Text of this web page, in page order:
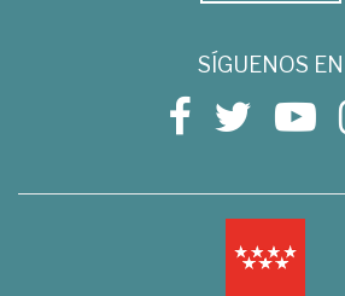
SÍGUENOS EN